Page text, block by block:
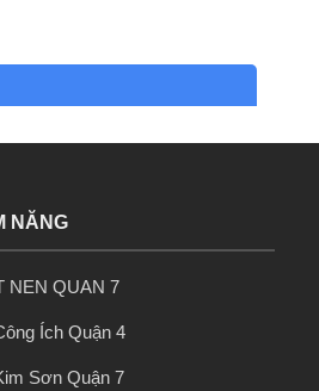
NĂNG
NEN QUAN 7
Ích Quận 4
Sơn Quận 7